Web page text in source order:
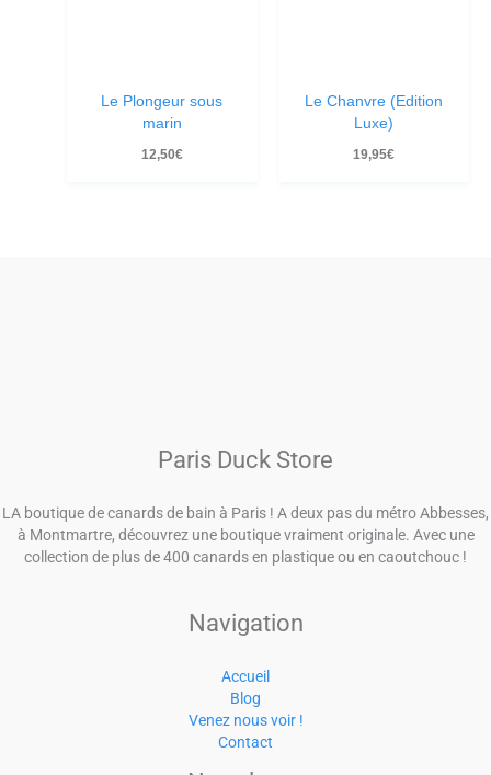
Le Plongeur sous
marin
12,50€
Le Chanvre (Edition
Luxe)
19,95€
Paris Duck Store
LA boutique de canards de bain à Paris ! A deux pas du métro Abbesses,
à Montmartre, découvrez une boutique vraiment originale. Avec une
collection de plus de 400 canards en plastique ou en caoutchouc !
Navigation
Accueil
Blog
Venez nous voir !
Contact